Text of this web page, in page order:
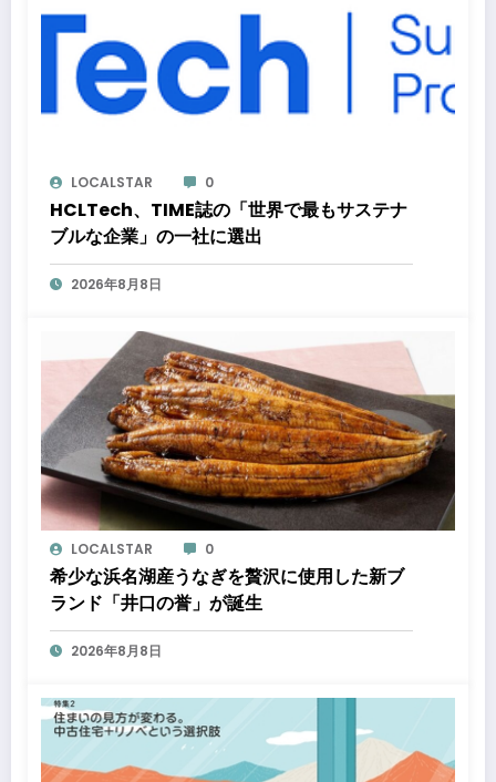
LOCALSTAR 0
HCLTech、TIME誌の「世界で最もサステナ
ブルな企業」の一社に選出
2026年8月8日
LOCALSTAR 0
希少な浜名湖産うなぎを贅沢に使用した新ブ
ランド「井口の誉」が誕生
2026年8月8日